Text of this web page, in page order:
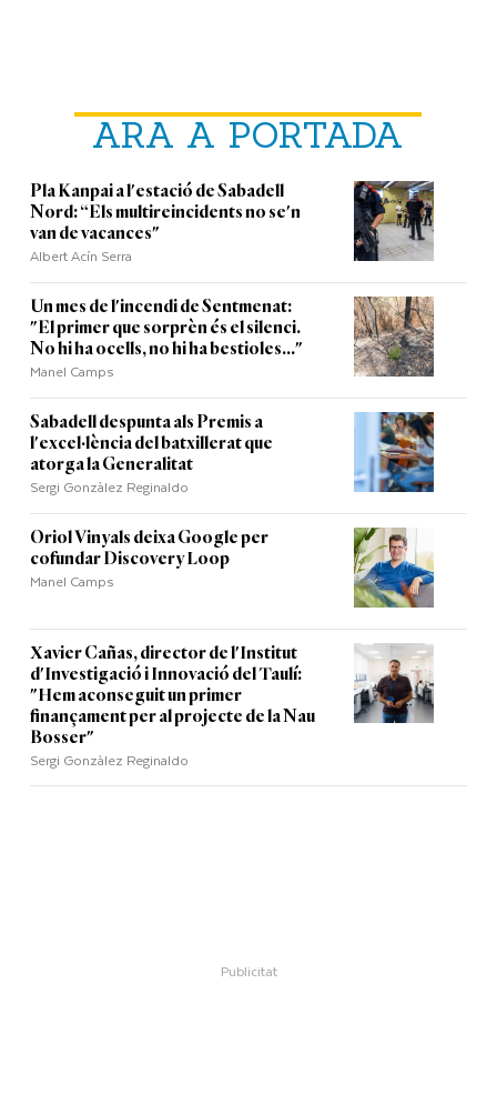
ARA A PORTADA
Pla Kanpai a l'estació de Sabadell
Nord: “Els multireincidents no se'n
van de vacances"
Albert Acín Serra
Un mes de l'incendi de Sentmenat:
"El primer que sorprèn és el silenci.
No hi ha ocells, no hi ha bestioles..."
Manel Camps
Sabadell despunta als Premis a
l'excel·lència del batxillerat que
atorga la Generalitat
Sergi Gonzàlez Reginaldo
Oriol Vinyals deixa Google per
cofundar Discovery Loop
Manel Camps
Xavier Cañas, director de l'Institut
d'Investigació i Innovació del Taulí:
"Hem aconseguit un primer
finançament per al projecte de la Nau
Bosser"
Sergi Gonzàlez Reginaldo